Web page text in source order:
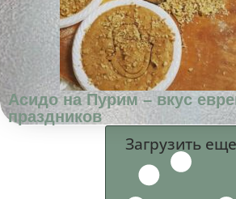
Асидо на Пурим – вкус
праздников
Загрузить еще